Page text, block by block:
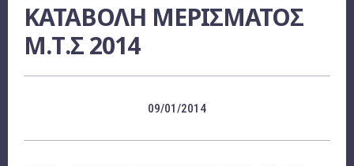
ΚΑΤΑΒΟΛΗ ΜΕΡΙΣΜΑΤΟΣ
Μ.Τ.Σ 2014
09/01/2014